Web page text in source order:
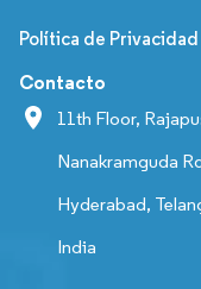
Política de Privacidad
Contacto
11th Floor,
Nanakramguda
Hyderabad,
India